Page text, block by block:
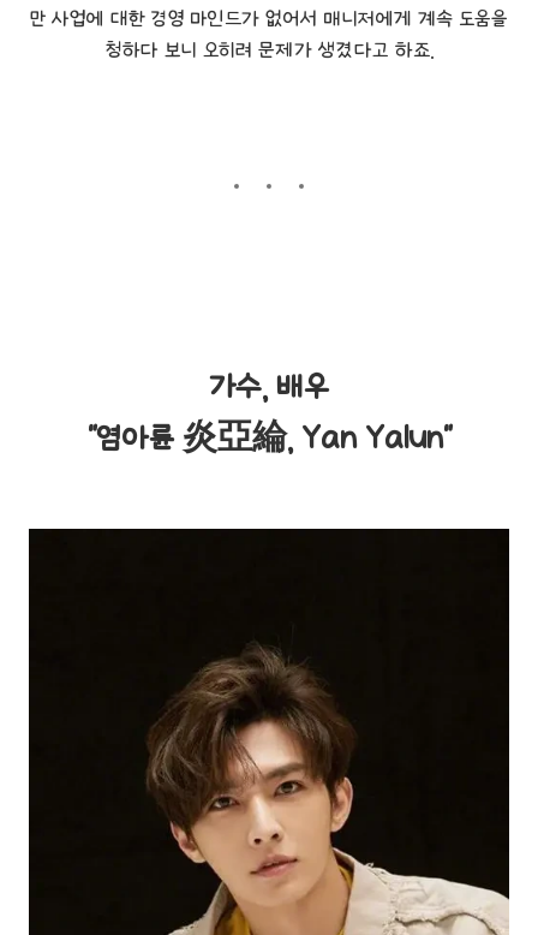
만 사업에 대한 경영 마인드가 없어서 매니저에게 계속 도움을
청하다 보니 오히려 문제가 생겼다고 하죠.
가수, 배우
"염아륜 炎亞綸, Yan Yalun"